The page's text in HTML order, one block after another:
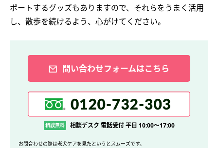
ポートするグッズもありますので、それらをうまく活用
し、散歩を続けるよう、心がけてください。
問い合わせフォームはこちら
相談無料 相談デスク 電話受付 平日 10:00～17:00
お問合わせの際は老犬ケアを見たというとスムーズです。